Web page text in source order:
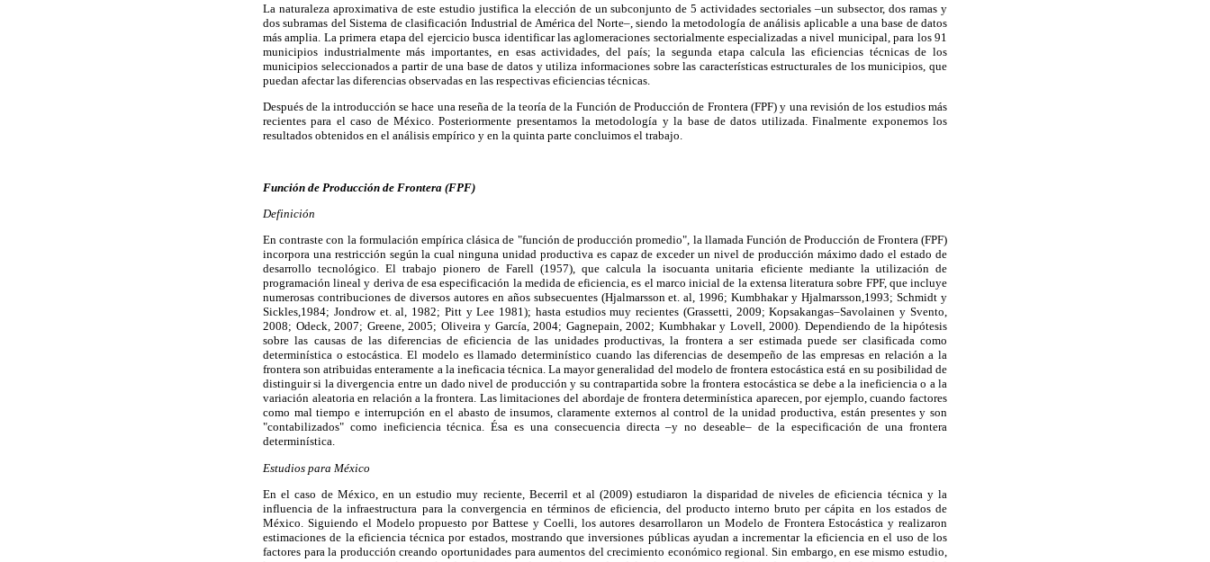
La naturaleza aproximativa de este estudio justifica la elección de un subconjunto de 5 actividades sectoriales –un subsector, dos ramas y
dos subramas del Sistema de clasificación Industrial de América del Norte–, siendo la metodología de análisis aplicable a una base de datos
más amplia. La primera etapa del ejercicio busca identificar las aglomeraciones sectorialmente especializadas a nivel municipal, para los 91
municipios industrialmente más importantes, en esas actividades, del país; la segunda etapa calcula las eficiencias técnicas de los
municipios seleccionados a partir de una base de datos y utiliza informaciones sobre las características estructurales de los municipios, que
puedan afectar las diferencias observadas en las respectivas eficiencias técnicas.
Después de la introducción se hace una reseña de la teoría de la Función de Producción de Frontera (FPF) y una revisión de los estudios más
recientes para el caso de México. Posteriormente presentamos la metodología y la base de datos utilizada. Finalmente exponemos los
resultados obtenidos en el análisis empírico y en la quinta parte concluimos el trabajo.
Función de Producción de Frontera (FPF)
Definición
En contraste con la formulación empírica clásica de "función de producción promedio", la llamada Función de Producción de Frontera (FPF)
incorpora una restricción según la cual ninguna unidad productiva es capaz de exceder un nivel de producción máximo dado el estado de
desarrollo tecnológico. El trabajo pionero de Farell (1957), que calcula la isocuanta unitaria eficiente mediante la utilización de
programación lineal y deriva de esa especificación la medida de eficiencia, es el marco inicial de la extensa literatura sobre FPF, que incluye
numerosas contribuciones de diversos autores en años subsecuentes (Hjalmarsson et. al, 1996; Kumbhakar y Hjalmarsson,1993; Schmidt y
Sickles,1984; Jondrow et. al, 1982; Pitt y Lee 1981); hasta estudios muy recientes (Grassetti, 2009; Kopsakangas–Savolainen y Svento,
2008; Odeck, 2007; Greene, 2005; Oliveira y García, 2004; Gagnepain, 2002; Kumbhakar y Lovell, 2000). Dependiendo de la hipótesis
sobre las causas de las diferencias de eficiencia de las unidades productivas, la frontera a ser estimada puede ser clasificada como
determinística o estocástica. El modelo es llamado determinístico cuando las diferencias de desempeño de las empresas en relación a la
frontera son atribuidas enteramente a la ineficacia técnica. La mayor generalidad del modelo de frontera estocástica está en su posibilidad de
distinguir si la divergencia entre un dado nivel de producción y su contrapartida sobre la frontera estocástica se debe a la ineficiencia o a la
variación aleatoria en relación a la frontera. Las limitaciones del abordaje de frontera determinística aparecen, por ejemplo, cuando factores
como mal tiempo e interrupción en el abasto de insumos, claramente externos al control de la unidad productiva, están presentes y son
"contabilizados" como ineficiencia técnica. Ésa es una consecuencia directa –y no deseable– de la especificación de una frontera
determinística.
Estudios para México
En el caso de México, en un estudio muy reciente, Becerril et al (2009) estudiaron la disparidad de niveles de eficiencia técnica y la
influencia de la infraestructura para la convergencia en términos de eficiencia, del producto interno bruto per cápita en los estados de
México. Siguiendo el Modelo propuesto por Battese y Coelli, los autores desarrollaron un Modelo de Frontera Estocástica y realizaron
estimaciones de la eficiencia técnica por estados, mostrando que inversiones públicas ayudan a incrementar la eficiencia en el uso de los
factores para la producción creando oportunidades para aumentos del crecimiento económico regional. Sin embargo, en ese mismo estudio,